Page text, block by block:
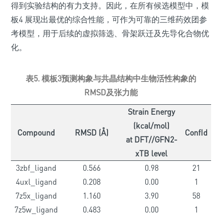
得到实验结构的有力支持。因此，在所有候选模型中，模
板4 展现出最优的综合性能，可作为可靠的三维药效团参
考模型，用于后续的虚拟筛选、骨架跃迁及先导化合物优
化。
表5. 模板3预测构象与共晶结构中生物活性构象的
RMSD及张力能
Compound RMSD (Å)
Strain Energy
(kcal/mol)
at DFT//GFN2-
xTB level
ConfId
3zbf_ligand 0.566 0.98
21
4uxl_ligand
0.208 0.00
1
7z5x_ligand
1.160 3.90
58
7z5w_ligand
0.483 0.00
1